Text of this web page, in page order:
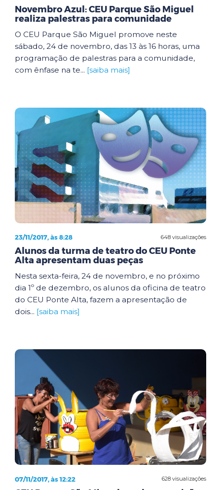
Novembro Azul: CEU Parque São Miguel
realiza palestras para comunidade
O CEU Parque São Miguel promove neste
sábado, 24 de novembro, das 13 às 16 horas, uma
programação de palestras para a comunidade,
com ênfase na te... [saiba mais]
648 visualizações
23/11/2017, às 8:28
Alunos da turma de teatro do CEU Ponte
Alta apresentam duas peças
Nesta sexta-feira, 24 de novembro, e no próximo
dia 1º de dezembro, os alunos da oficina de teatro
do CEU Ponte Alta, fazem a apresentação de
dois... [saiba mais]
628 visualizações
07/11/2017, às 12:22